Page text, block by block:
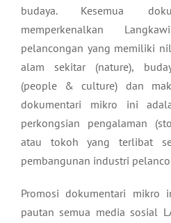
budaya. Kesemua
memperkenalkan
pelancongan yang memiliki
alam sekitar (nature),
(people & culture) dan
dokumentari mikro ini
perkongsian pengalaman
atau tokoh yang terlibat
pembangunan industri
Promosi dokumentari mikro
pautan semua media sosial